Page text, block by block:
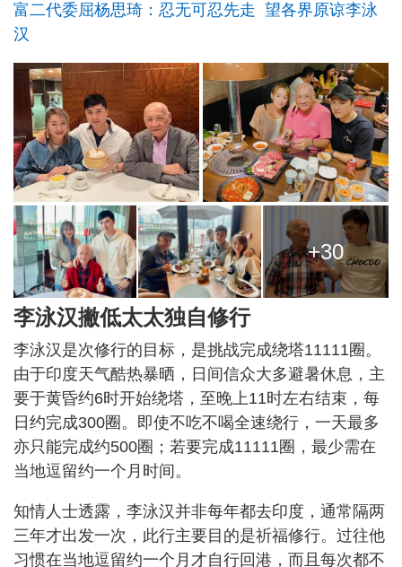
富二代委屈杨思琦：忍无可忍先走 望各界原谅李泳
汉
+30
李泳汉撇低太太独自修行
李泳汉是次修行的目标，是挑战完成绕塔11111圈。
由于印度天气酷热暴晒，日间信众大多避暑休息，主
要于黄昏约6时开始绕塔，至晚上11时左右结束，每
日约完成300圈。即使不吃不喝全速绕行，一天最多
亦只能完成约500圈；若要完成11111圈，最少需在
当地逗留约一个月时间。
知情人士透露，李泳汉并非每年都去印度，通常隔两
三年才出发一次，此行主要目的是祈福修行。过往他
习惯在当地逗留约一个月才自行回港，而且每次都不